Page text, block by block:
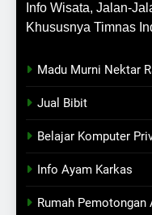
Info Wisata, Jalan-
Khususnya Timnas
Madu Murni Nektar
Jual Bibit
Belajar Komputer
Info Ayam Karkas
Rumah Pemotongan